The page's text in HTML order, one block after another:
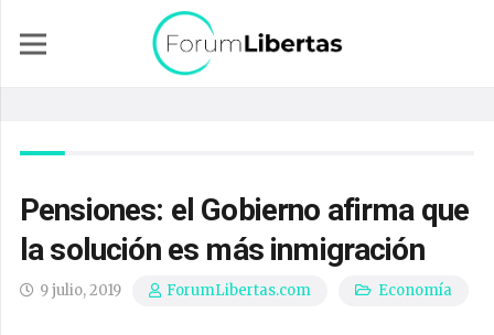
Pensiones: el Gobierno afirma que
la solución es más inmigración
9 julio, 2019 ForumLibertas.com Economía